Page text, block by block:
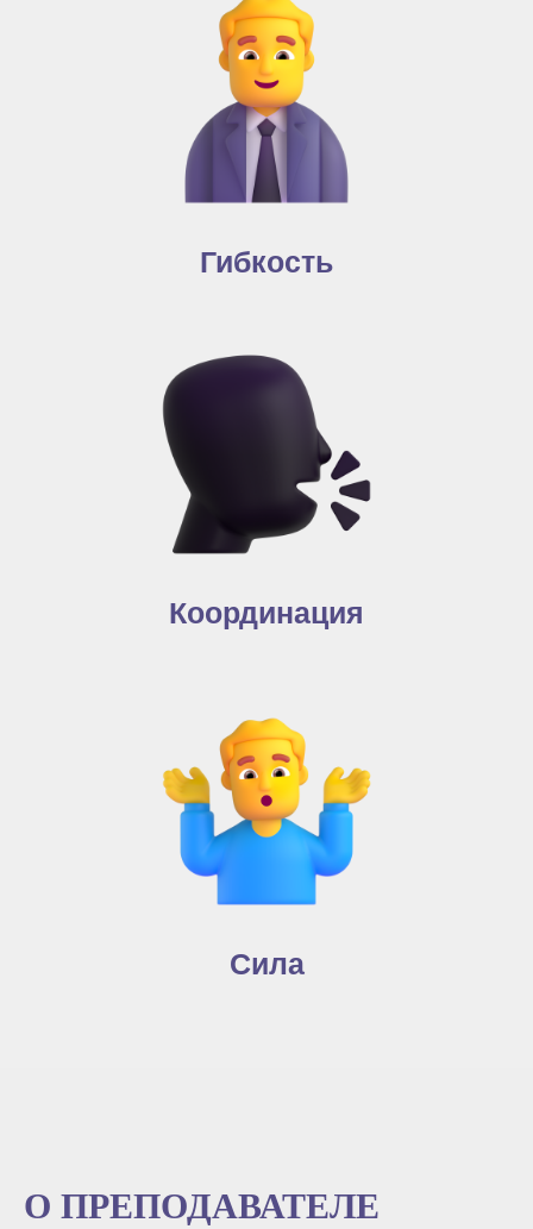
Гибкость
Координация
Сила
О ПРЕПОДАВАТЕЛЕ